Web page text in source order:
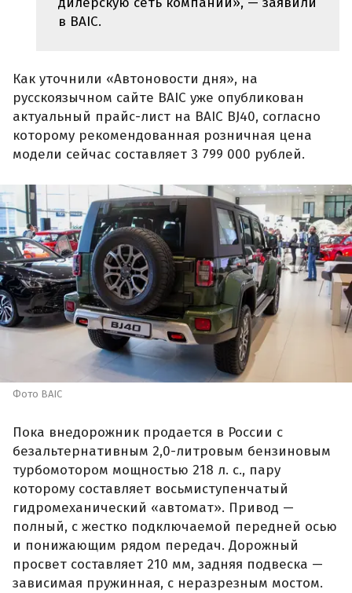
в BAIC.
Как уточнили «Автоновости дня», на
русскоязычном сайте BAIC уже опубликован
актуальный прайс-лист на BAIC BJ40, согласно
которому рекомендованная розничная цена
модели сейчас составляет 3 799 000 рублей.
Фото BAIC
Пока внедорожник продается в России с
безальтернативным 2,0-литровым бензиновым
турбомотором мощностью 218 л. с., пару
которому составляет восьмиступенчатый
гидромеханический «автомат». Привод —
полный, с жестко подключаемой передней осью
и понижающим рядом передач. Дорожный
просвет составляет 210 мм, задняя подвеска —
зависимая пружинная, с неразрезным мостом.